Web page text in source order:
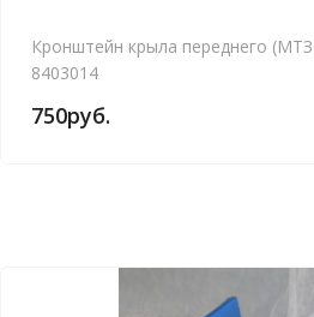
Кронштейн крыла переднего
8403014
750руб.